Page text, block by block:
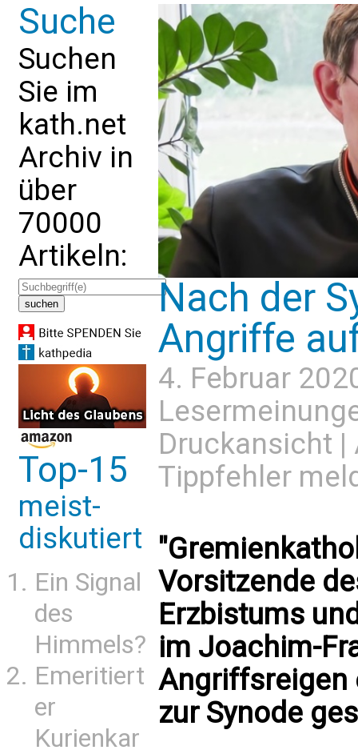
Suche
Suchen
Sie im
kath.net
Archiv in
über
70000
Artikeln:
Top-15
meist-
diskutiert
Ein Signal
des
Himmels?
Emeritiert
er
Kurienkar
Nach der
Angriffe
4. Februar
Druckansicht |
Tippfehler
Vorsitzende
Erzbistums
im Joachim-
Angriffsreigen
zur Synode